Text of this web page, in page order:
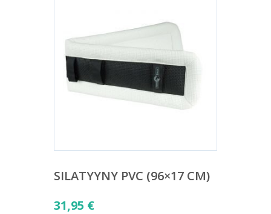
SILATYYNY PVC (96×17 CM)
31,95 €